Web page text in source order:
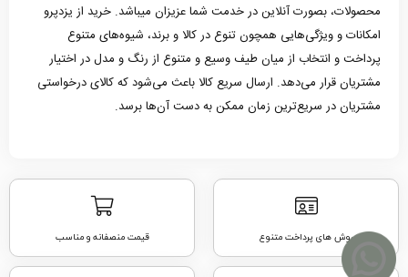
محصولات، بصورت آنلاین در خدمت شما عزیزان میباشد. خرید از یزدپرو
امکانات و ویژگی‌هایی همچون تنوع در کالا و برند، شیوه‌های متنوع
پرداخت و انتخاب از میان طیف وسیع و متنوع از رنگ و مدل در اختیار
مشتریان قرار می‌دهد. ارسال سریع کالا باعث می‌شود که کالای درخواستی
مشتریان در سریع‌ترین زمان ممکن به دست آن‌ها برسد.
روش های پرداخت متنوع قیمت منصفانه و مناسب